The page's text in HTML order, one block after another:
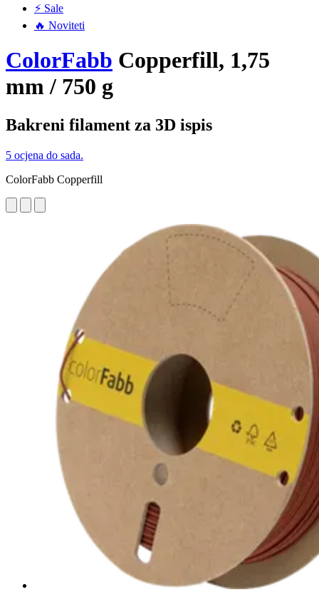
⚡ Sale
🔥 Noviteti
ColorFabb Copperfill, 1,75
mm / 750 g
Bakreni filament za 3D ispis
5 ocjena do sada.
ColorFabb Copperfill